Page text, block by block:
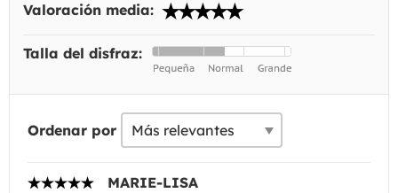
Valoración media:
Talla del disfraz:
Ordenar por
MARIE-LISA